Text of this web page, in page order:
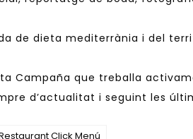
de dieta mediterrània i del
Campaña que treballa
d’actualitat i seguint les
Click Menú